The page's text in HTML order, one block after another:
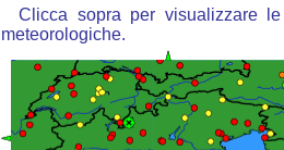
Clicca sopra per visualizzare
meteorologiche.